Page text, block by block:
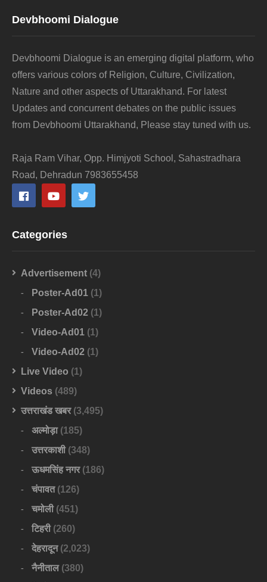
Devbhoomi Dialogue
Devbhoomi Dialogue is an emerging digital platform, who
offers various colors of Religion, Culture, Civilization,
Nature and other aspects of Uttarakhand. For latest
Updates and concurrent debates on the public issues
from Devbhoomi Uttarakhand, Please stay tuned with us.
Raja Ram Vihar, Opp. Himjyoti School, Sahastradhara
Road, Dehradun 7983655458
Categories
Advertisement (4)
Poster-Ad01 (1)
Poster-Ad02 (1)
Video-Ad01 (1)
Video-Ad02 (1)
Live Video (1)
Videos (489)
उत्तराखंड खबर(3,495)
अल्मोड़ा(185)
उत्तरकाशी(348)
ऊधमसिंह नगर(186)
चंपावत(126)
चमोली(451)
टिहरी(260)
देहरादून(2,023)
नैनीताल(380)